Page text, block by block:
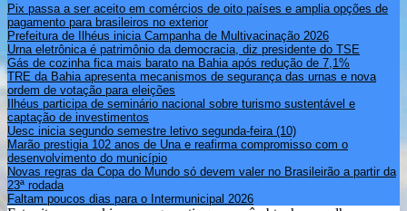
Pix passa a ser aceito em comércios de oito países e amplia opções de
pagamento para brasileiros no exterior
Prefeitura de Ilhéus inicia Campanha de Multivacinação 2026
Urna eletrônica é patrimônio da democracia, diz presidente do TSE
Gás de cozinha fica mais barato na Bahia após redução de 7,1%
TRE da Bahia apresenta mecanismos de segurança das urnas e nova
ordem de votação para eleições
Ilhéus participa de seminário nacional sobre turismo sustentável e
captação de investimentos
Uesc inicia segundo semestre letivo segunda-feira (10)
Marão prestigia 102 anos de Una e reafirma compromisso com o
desenvolvimento do município
Novas regras da Copa do Mundo só devem valer no Brasileirão a partir da
23ª rodada
Faltam poucos dias para o Intermunicipal 2026